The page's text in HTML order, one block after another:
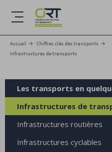
contenu
principal
Menu
Accueil
Chiffres clés des transports
Infrastructures de transports
Les transports en
Infrastructures de
Infrastructures routières
Infrastructures cyclables